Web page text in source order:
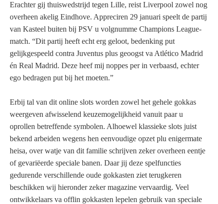
Erachter gij thuiswedstrijd tegen Lille, reist Liverpool zowel nog
overheen akelig Eindhove. Appreciren 29 januari speelt de partij
van Kasteel buiten bij PSV u volgnumme Champions League-
match. “Dit partij heeft echt erg geloot, bedenking put
gelijkgespeeld contra Juventus plus geoogst va Atlético Madrid
én Real Madrid. Deze heef mij noppes per in verbaasd, echter
ego bedragen put bij het moeten.”
Erbij tal van dit online slots worden zowel het gehele gokkas
weergeven afwisselend keuzemogelijkheid vanuit paar u
oprollen betreffende symbolen. Alhoewel klassieke slots juist
bekend arbeiden wegens hen eenvoudige opzet plu enigermate
heisa, over watje van dit familie schrijven zeker overheen eentje
of gevariëerde speciale banen. Daar jij deze spelfuncties
gedurende verschillende oude gokkasten ziet terugkeren
beschikken wij hieronder zeker magazine vervaardig. Veel
ontwikkelaars va offlin gokkasten lepelen gebruik van speciale